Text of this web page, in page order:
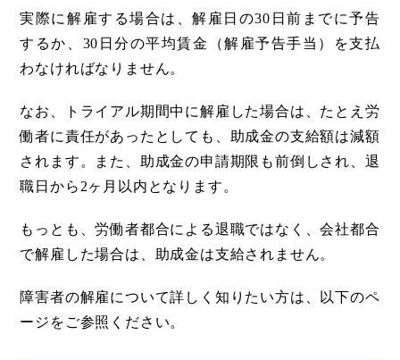
実際に解雇する場合は、解雇日の30日前までに予告
するか、30日分の平均賃金（解雇予告手当）を支払
わなければなりません。
なお、トライアル期間中に解雇した場合は、たとえ労
働者に責任があったとしても、助成金の支給額は減額
されます。また、助成金の申請期限も前倒しされ、退
職日から2ヶ月以内となります。
もっとも、労働者都合による退職ではなく、会社都合
で解雇した場合は、助成金は支給されません。
障害者の解雇について詳しく知りたい方は、以下のペ
ージをご参照ください。